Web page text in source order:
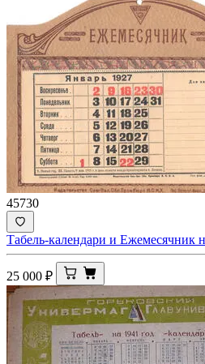
45730
Табель-календари и Ежемесячник
25 000 ₽